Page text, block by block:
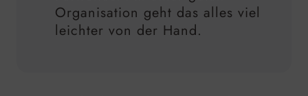
Organisation geht das alles viel
leichter von der Hand.